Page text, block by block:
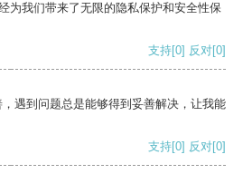
为我们带来了无限的隐私保护和安全性保
支持[0] 反对[0]
遇到问题总是能够得到妥善解决，让我能
支持[0] 反对[0]